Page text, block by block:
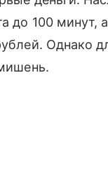
до 100
Однако